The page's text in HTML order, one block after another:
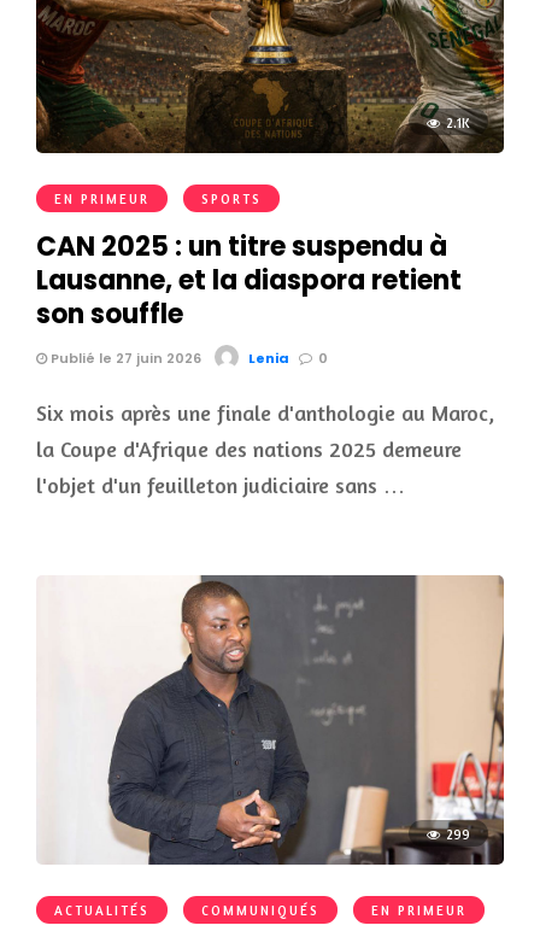
2.1K
EN PRIMEUR SPORTS
CAN 2025 : un titre suspendu à
Lausanne, et la diaspora retient
son souffle
Publié le 27 juin 2026 Lenia 0
Six mois après une finale d'anthologie au Maroc,
la Coupe d'Afrique des nations 2025 demeure
l'objet d'un feuilleton judiciaire sans …
299
ACTUALITÉS COMMUNIQUÉS EN PRIMEUR